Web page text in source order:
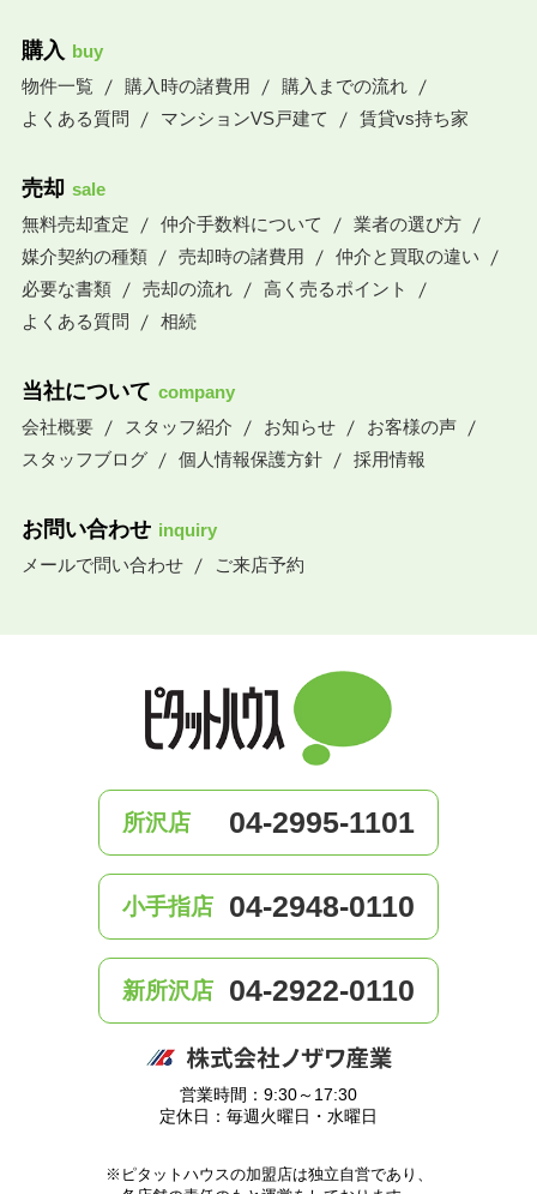
購入 buy
物件一覧
購入時の諸費用
購入までの流れ
よくある質問
マンションVS戸建て 賃貸vs持ち家
売却 sale
無料売却査定
仲介手数料について
業者の選び方
媒介契約の種類
売却時の諸費用
仲介と買取の違い
必要な書類
売却の流れ
高く売るポイント
よくある質問
相続
当社について company
会社概要
スタッフ紹介 お知らせ
お客様の声
スタッフブログ
個人情報保護方針 採用情報
お問い合わせ inquiry
メールで問い合わせ
ご来店予約
所沢店 04-2995-1101
小手指店 04-2948-0110
新所沢店 04-2922-0110
営業時間：9:30～17:30
定休日：毎週火曜日・水曜日
※ピタットハウスの加盟店は独立自営であり、